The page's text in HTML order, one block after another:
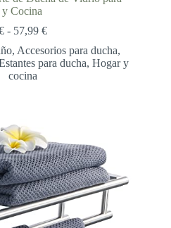
Cocina
- 57,99 €Rango
precios:
desde
, Accesorios para ducha,
para ducha,Hogar y
cocina